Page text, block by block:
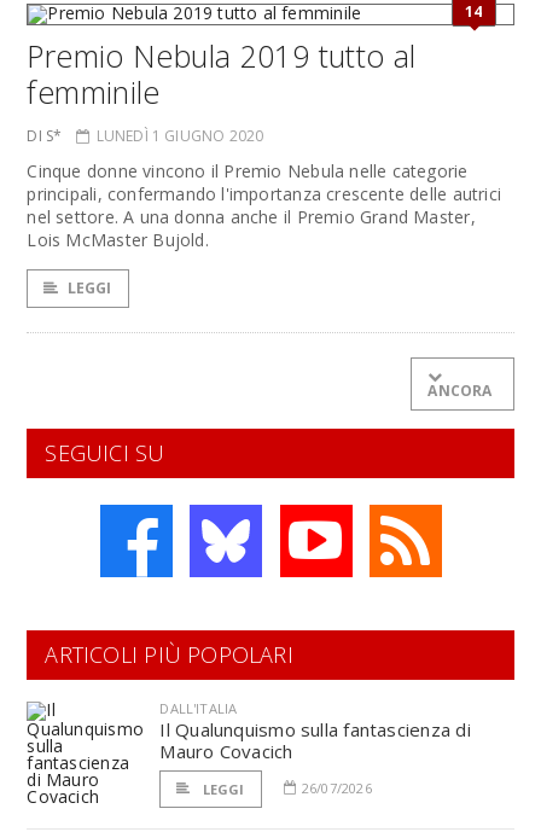
14
Premio Nebula 2019 tutto al
femminile
DI S* LUNEDÌ 1 GIUGNO 2020
Cinque donne vincono il Premio Nebula nelle categorie
principali, confermando l'importanza crescente delle autrici
nel settore. A una donna anche il Premio Grand Master,
Lois McMaster Bujold.
LEGGI
ANCORA
SEGUICI SU
ARTICOLI PIÙ POPOLARI
DALL'ITALIA
Il Qualunquismo sulla fantascienza di
Mauro Covacich
LEGGI 26/07/2026